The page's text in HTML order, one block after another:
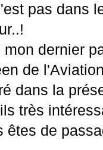
pas dans
mon dernier
de
dans la
très
êtes de